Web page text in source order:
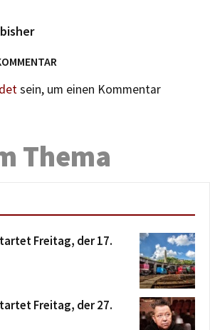
sein, um einen Kommentar
Thema
Freitag, der 17.
Freitag, der 27.